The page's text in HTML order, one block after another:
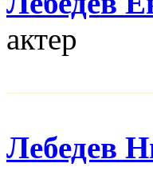
актер
Лебедев